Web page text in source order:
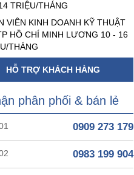
TRIỆU/THÁNG
VIÊN KINH DOANH KỸ THUẬT
HỒ CHÍ MINH LƯƠNG 10 - 16
THÁNG
HỖ TRỢ KHÁCH HÀNG
phân phối & bán lẻ
0909 273 179
0983 199 904